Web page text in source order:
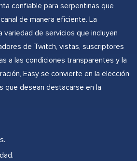
confiable para serpentinas que
de manera eficiente. La
de servicios que incluyen
de Twitch, vistas, suscriptores
a las condiciones transparentes y la
Easy se convierte en la elección
que desean destacarse en la